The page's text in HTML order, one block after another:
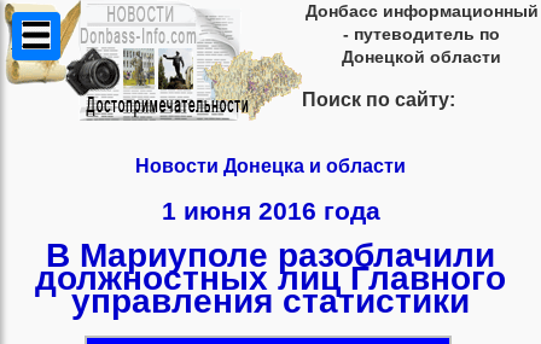
Донбасс информационный
- путеводитель по
Донецкой области
Поиск по сайту:
Новости Донецка и области
1 июня 2016 года
В Мариуполе разоблачили
должностных лиц Главного
управления статистики